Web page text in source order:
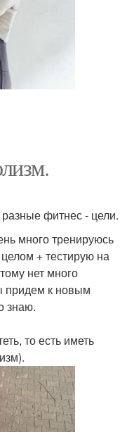
фитнес - цели.
много тренируюсь
+ тестирую на
нет много
придем к новым
знаю.
то есть иметь